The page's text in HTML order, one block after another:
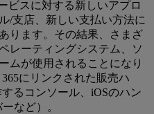
ビスに対する新しいアプロ
/支店、新しい支払い方法に
ります。その結果、さまざ
レーティングシステム、ソ
ムが使用されることになり
365にリンクされた販売ハ
るコンソール、iOSのハン
など）。